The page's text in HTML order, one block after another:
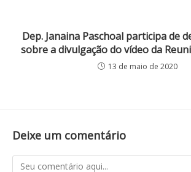
Dep. Janaina Paschoal participa de
sobre a divulgação do vídeo da
13 de maio de 2020
Deixe um comentário